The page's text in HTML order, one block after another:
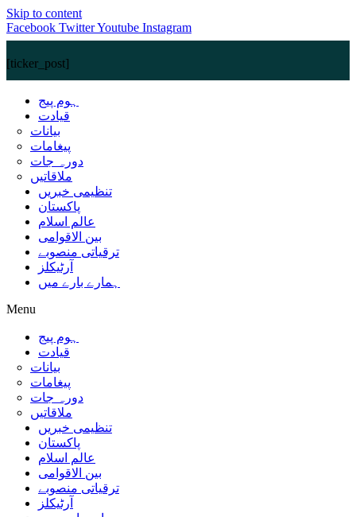
Skip to content
Facebook TwitterYoutube Instagram
[ticker_post]
ہوم پیج
قیادت
بیانات
پیغامات
دورہ جات
ملاقاتیں
تنظیمی خبریں
پاکستان
عالم اسلام
بین الاقوامی
ترقیاتی منصوبے
آرٹیکلز
ہمارے بارے میں
Menu
ہوم پیج
قیادت
بیانات
پیغامات
دورہ جات
ملاقاتیں
تنظیمی خبریں
پاکستان
عالم اسلام
بین الاقوامی
ترقیاتی منصوبے
آرٹیکلز